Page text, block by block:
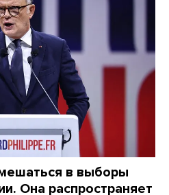
в выборы
Она распространяет